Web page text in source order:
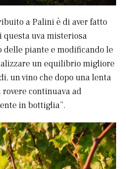
a Palini è di aver fatto
questa uva misteriosa
piante e modificando le
un equilibrio migliore
un vino che dopo una lenta
continuava ad
in bottiglia”.